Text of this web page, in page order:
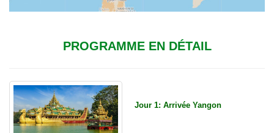
PROGRAMME EN DÉTAIL
Jour 1: Arrivée Yangon